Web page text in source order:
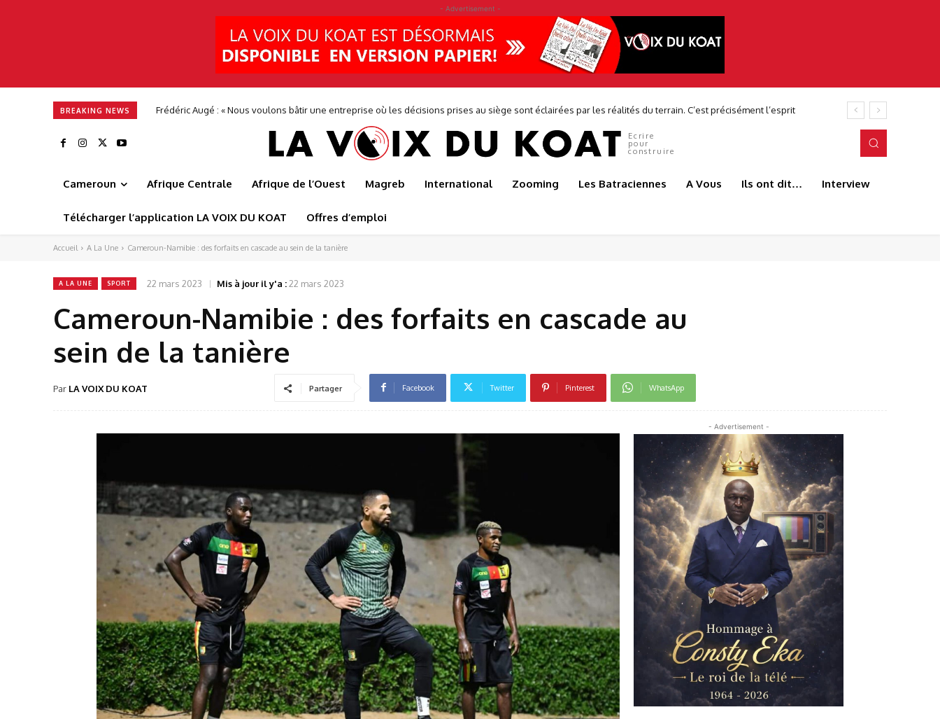
- Advertisement -
BREAKING NEWS
Frédéric Augé : « Nous voulons bâtir une entreprise où les décisions prises au siège sont éclairées par les réalités du terrain. C’est précisément l’esprit
Alimentation en eau potable : Camwater sauve l’usine de production de Japoma
Ecrire
pour
construire
Cameroun Afrique Centrale Afrique de l’Ouest Magreb International Zooming Les Batraciennes A Vous Ils ont dit… Interview
Télécharger l’application LA VOIX DU KOAT Offres d’emploi
Accueil A La Une Cameroun-Namibie : des forfaits en cascade au sein de la tanière
A LA UNE SPORT 22 mars 2023 Mis à jour il y'a :22 mars 2023
Cameroun-Namibie : des forfaits en cascade au
sein de la tanière
Par LA VOIX DU KOAT Partager Facebook Twitter Pinterest WhatsApp
- Advertisement -